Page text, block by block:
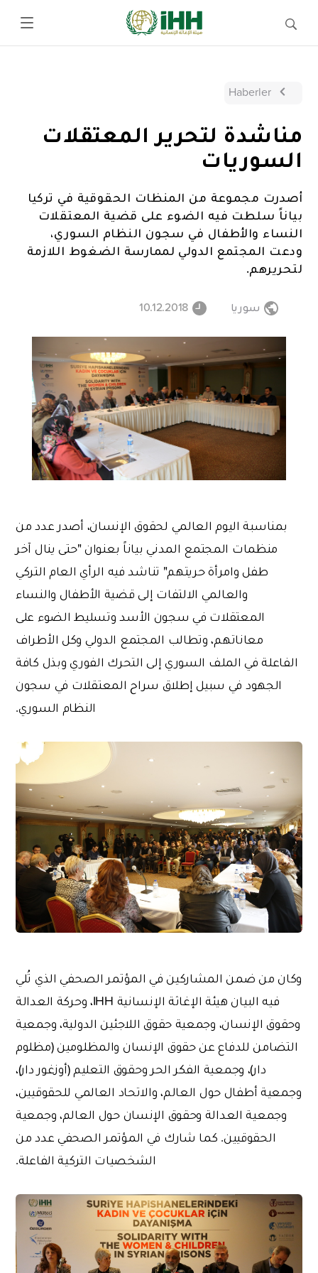
Haberler
مناشدة لتحرير المعتقلات
السوريات
أصدرت مجموعة من المنظات الحقوقية في تركيا
بياناً سلطت فيه الضوء على قضية المعتقلات
النساء والأطفال في سجون النظام السوري،
ودعت المجتمع الدولي لممارسة الضغوط اللازمة
لتحريرهم.
سوريا 10.12.2018
بمناسبة اليوم العالمي لحقوق الإنسان، أصدر عدد من
منظمات المجتمع المدني بياناً بعنوان "حتى ينال آخر
طفل وامرأة حريتهم" تناشد فيه الرأي العام التركي
والعالمي الالتفات إلى قضية الأطفال والنساء
المعتقلات في سجون الأسد وتسليط الضوء على
معاناتهم، وتطالب المجتمع الدولي وكل الأطراف
الفاعلة في الملف السوري إلى التحرك الفوري وبذل كافة
الجهود في سبيل إطلاق سراح المعتقلات في سجون
النظام السوري.
وكان من ضمن المشاركين في المؤتمر الصحفي الذي تُلي
فيه البيان هيئة الإغاثة الإنسانية IHH، وحركة العدالة
وحقوق الإنسان، وجمعية حقوق اللاجئين الدولية، وجمعية
التضامن للدفاع عن حقوق الإنسان والمظلومين (مظلوم
دار)، وجمعية الفكر الحر وحقوق التعليم (أوزغور دار)،
وجمعية أطفال حول العالم، والاتحاد العالمي للحقوقيين،
وجمعية العدالة وحقوق الإنسان حول العالم، وجمعية
الحقوقيين. كما شارك في المؤتمر الصحفي عدد من
الشخصيات التركية الفاعلة.